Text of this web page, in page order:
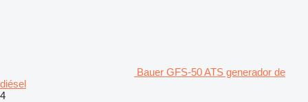
Bauer GFS-50 ATS generador de
diésel
4